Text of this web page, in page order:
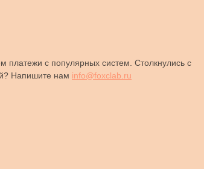
платежи с популярных систем. Столкнулись с
Напишите нам info@foxclab.ru